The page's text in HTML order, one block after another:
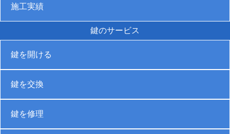
施工実績
鍵のサービス
鍵を開ける
鍵を交換
鍵を修理